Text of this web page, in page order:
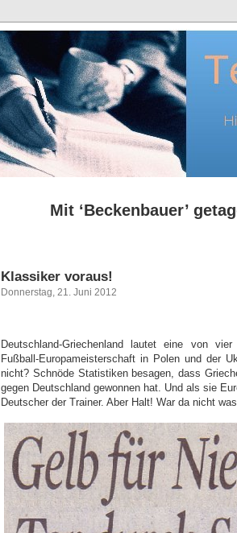
Mit ‘Beckenbauer’
Klassiker voraus!
Donnerstag, 21. Juni 2012
Deutschland-Griechenland lautet eine von vier
Fußball-Europameisterschaft in Polen und der
nicht? Schnöde Statistiken besagen, dass
gegen Deutschland gewonnen hat. Und als sie
Deutscher der Trainer. Aber Halt! War da nicht